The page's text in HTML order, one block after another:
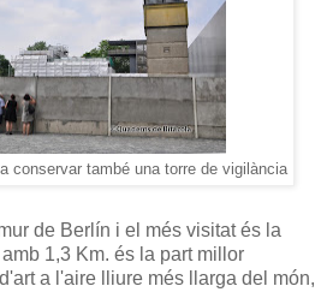
conservar també una torre de vigilància
de Berlín i el més visitat és la
1,3 Km. és la part millor
a l'aire lliure més llarga del món,